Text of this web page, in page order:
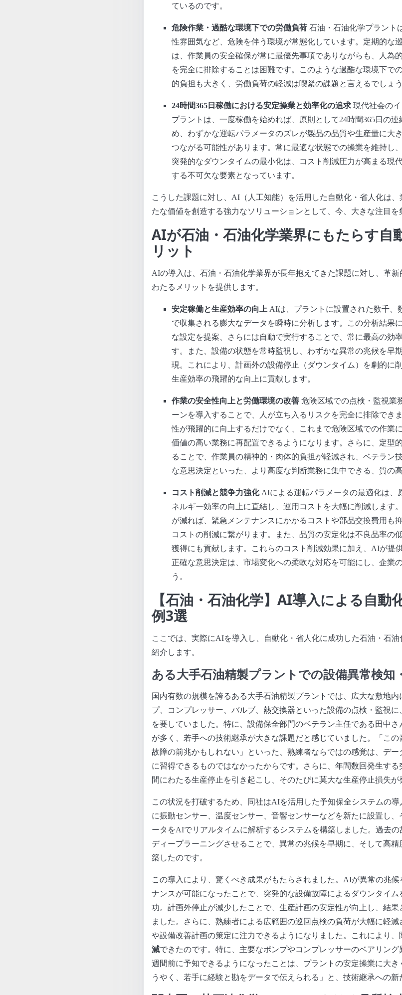
ているのです。
危険作業・過酷な環境下での労働負荷 石油・石油化学プラント
性雰囲気など、危険を伴う環境が常態化しています。定期的な
は、作業員の安全確保が常に最優先事項でありながらも、人為
を完全に排除することは困難です。このような過酷な環境下で
的負担も大きく、労働負荷の軽減は喫緊の課題と言えるでしょう
24時間365日稼働における安定操業と効率化の追求 現代社会の
プラントは、一度稼働を始めれば、原則として24時間365日の
め、わずかな運転パラメータのズレが製品の品質や生産量に大
つながる可能性があります。常に最適な状態での操業を維持し
突発的なダウンタイムの最小化は、コスト削減圧力が高まる現
する不可欠な要素となっています。
こうした課題に対し、AI（人工知能）を活用した自動化・省人化は
たな価値を創造する強力なソリューションとして、今、大きな注目を
AIが石油・石油化学業界にもたらす自
リット
AIの導入は、石油・石油化学業界が長年抱えてきた課題に対し、革
わたるメリットを提供します。
安定稼働と生産効率の向上 AIは、プラントに設置された数千、
で収集される膨大なデータを瞬時に分析します。この分析結果
な設定を提案、さらには自動で実行することで、常に最高の効
す。また、設備の状態を常時監視し、わずかな異常の兆候を早
現。これにより、計画外の設備停止（ダウンタイム）を劇的に
生産効率の飛躍的な向上に貢献します。
作業の安全性向上と労働環境の改善 危険区域での点検・監視業
ーンを導入することで、人が立ち入るリスクを完全に排除でき
性が飛躍的に向上するだけでなく、これまで危険区域での作業
価値の高い業務に再配置できるようになります。さらに、定型
ることで、作業員の精神的・肉体的負担が軽減され、ベテラン
な意思決定といった、より高度な判断業務に集中できる、質の
コスト削減と競争力強化AIによる運転パラメータの最適化は、
ネルギー効率の向上に直結し、運用コストを大幅に削減します
が減れば、緊急メンテナンスにかかるコストや部品交換費用も
コストの削減に繋がります。また、品質の安定化は不良品率の
獲得にも貢献します。これらのコスト削減効果に加え、AIが提
正確な意思決定は、市場変化への柔軟な対応を可能にし、企業
う。
【石油・石油化学】AI導入による自動
例3選
ここでは、実際にAIを導入し、自動化・省人化に成功した石油・石
紹介します。
ある大手石油精製プラントでの設備異常検知
国内有数の規模を誇るある大手石油精製プラントでは、広大な敷地
プ、コンプレッサー、バルブ、熱交換器といった設備の点検・監視
を要していました。特に、設備保全部門のベテラン主任である田中
が多く、若手への技術継承が大きな課題だと感じていました。「こ
故障の前兆かもしれない」といった、熟練者ならではの感覚は、デ
に習得できるものではなかったからです。さらに、年間数回発生する
間にわたる生産停止を引き起こし、そのたびに莫大な生産停止損失が
この状況を打破するため、同社はAIを活用した予知保全システムの
に振動センサー、温度センサー、音響センサーなどを新たに設置し
ータをAIでリアルタイムに解析するシステムを構築しました。過去
ディープラーニングさせることで、異常の兆候を早期に、そして高
築したのです。
この導入により、驚くべき成果がもたらされました。AIが異常の兆
ナンスが可能になったことで、突発的な設備故障によるダウンタイム
功。計画外停止が減少したことで、生産計画の安定性が向上し、結果
ました。さらに、熟練者による広範囲の巡回点検の負荷が大幅に軽
や設備改善計画の策定に注力できるようになりました。これにより、
減できたのです。特に、主要なポンプやコンプレッサーのベアリン
週間前に予知できるようになったことは、プラントの安定操業に大
うやく、若手に経験と勘をデータで伝えられる」と、技術継承への新